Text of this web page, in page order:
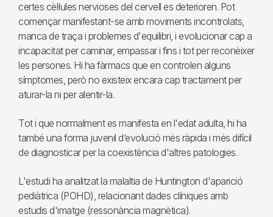
certes cèl·lules nervioses del cervell es deterioren. Pot
començar manifestant-se amb moviments incontrolats,
manca de traça i problemes d'equilibri, i evolucionar cap a
incapacitat per caminar, empassar i fins i tot per reconèixer
les persones. Hi ha fàrmacs que en controlen alguns
símptomes, però no existeix encara cap tractament per
aturar-la ni per alentir-la.
Tot i que normalment es manifesta en l'edat adulta, hi ha
també una forma juvenil d’evolució més ràpida i més difícil
de diagnosticar per la coexistència d'altres patologies.
L'estudi ha analitzat la malaltia de Huntington d'aparició
pediàtrica (POHD), relacionant dades clíniques amb
estudis d'imatge (ressonància magnètica).